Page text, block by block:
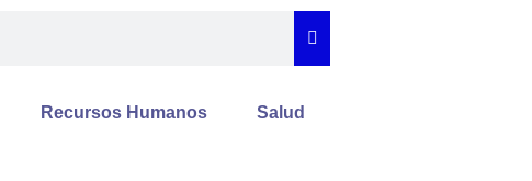
Recursos Humanos Salud